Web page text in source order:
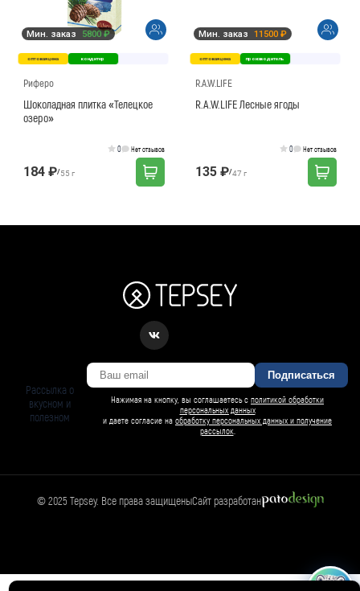
🛍️ Магазин
Мин. заказ 5800 ₽
оптовая цена кондитер
Риферо
Шоколадная плитка «Телецкое
озеро»
0 Нет отзывов
184 ₽/55 г
Мин. заказ 11500 ₽
оптовая цена производитель
R.A.W.LIFE
R.A.W.LIFE Лесные ягоды
0 Нет отзывов
135 ₽/47 г
Рассылка о
вкусном и
полезном
Подписаться
Нажимая на кнопку, вы соглашаетесь с политикой обработки
персональных данных
и даете согласие на обработку персональных данных и получение
рассылок
© 2025 Tepsey. Все права защищеныСайт разработан
БАРСИ ИИ